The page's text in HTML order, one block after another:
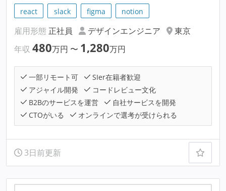
react slack figma notion
雇用形態 正社員 デザインエンジニア
東京
年収 480万円 〜 1,280万円
一部リモート可
SIer在籍者歓迎
アジャイル開発
コードレビュー文化
B2Bのサービスを運営
自社サービスを開発
CTOがいる
オンラインで選考が受けられる
3日前更新